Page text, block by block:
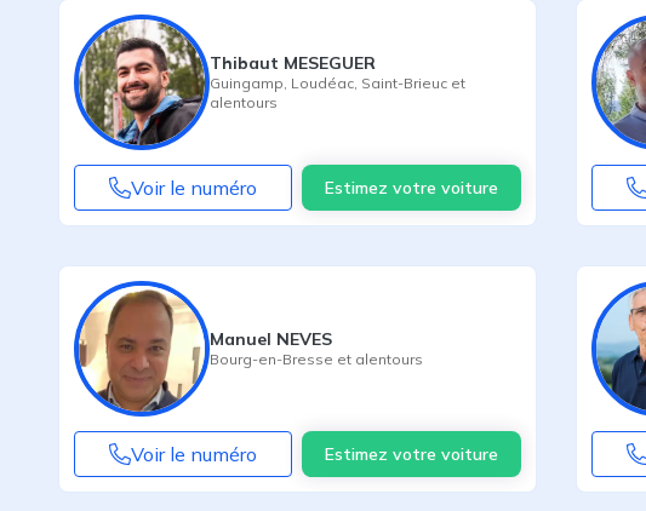
Thibaut MESEGUER
Guingamp Loudéac Saint-Brieuc et
alentours
Voir le numéro Estimez votre voiture
Manuel NEVES
Bourg-en-Bresse et alentours
Voir le numéro Estimez votre voiture